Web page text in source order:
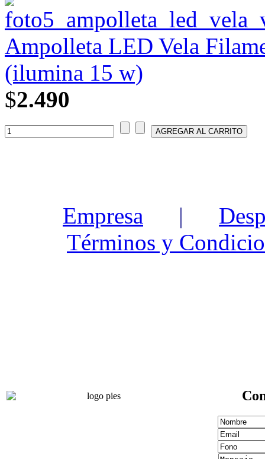
Ampolleta LED Vela
(ilumina 15 w)
$2.490
Empresa |
Términos y